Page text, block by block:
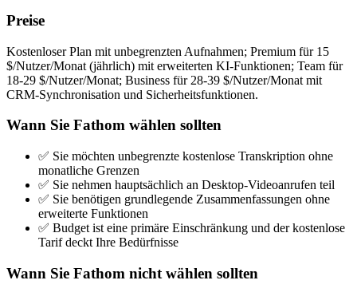
Preise
Kostenloser Plan mit unbegrenzten Aufnahmen; Premium für 15
$/Nutzer/Monat (jährlich) mit erweiterten KI-Funktionen; Team für
18-29 $/Nutzer/Monat; Business für 28-39 $/Nutzer/Monat mit
CRM-Synchronisation und Sicherheitsfunktionen.
Wann Sie Fathom wählen sollten
✅ Sie möchten unbegrenzte kostenlose Transkription ohne
monatliche Grenzen
✅ Sie nehmen hauptsächlich an Desktop-Videoanrufen teil
✅ Sie benötigen grundlegende Zusammenfassungen ohne
erweiterte Funktionen
✅ Budget ist eine primäre Einschränkung und der kostenlose
Tarif deckt Ihre Bedürfnisse
Wann Sie Fathom nicht wählen sollten